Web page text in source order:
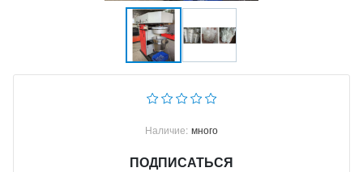
Наличие: много
ПОДПИСАТЬСЯ